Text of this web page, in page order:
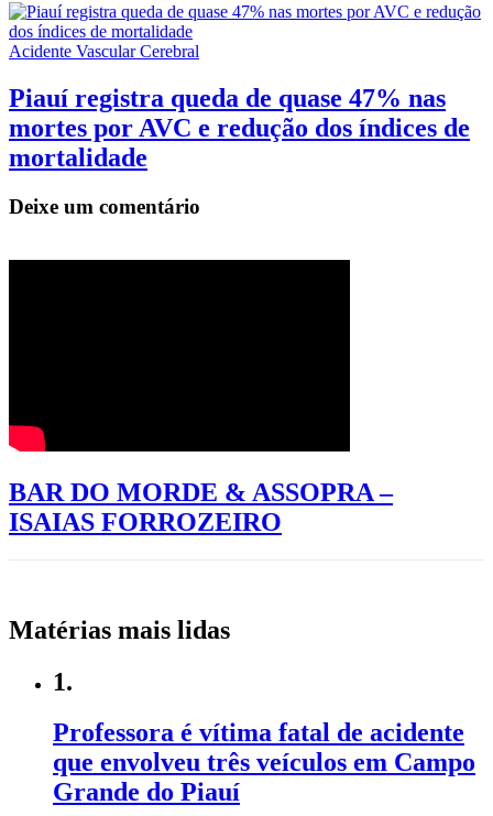
Acidente Vascular Cerebral
Piauí registra queda de quase 47% nas
mortes por AVC e redução dos índices de
mortalidade
Deixe um comentário
BAR DO MORDE & ASSOPRA –
ISAIAS FORROZEIRO
Matérias mais lidas
1.
Professora é vítima fatal de acidente
que envolveu três veículos em Campo
Grande do Piauí